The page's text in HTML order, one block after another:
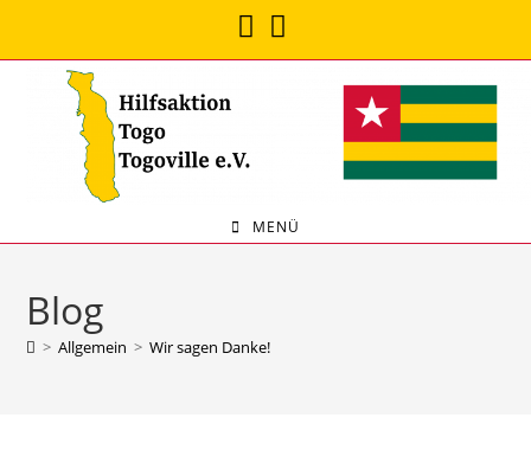
MENÜ
Blog
> Allgemein > Wir sagen Danke!